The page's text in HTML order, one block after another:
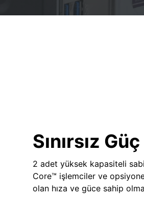
Sınırsız Güç
2 adet yüksek kapasiteli
Core™ işlemciler ve
olan hıza ve güce sahip